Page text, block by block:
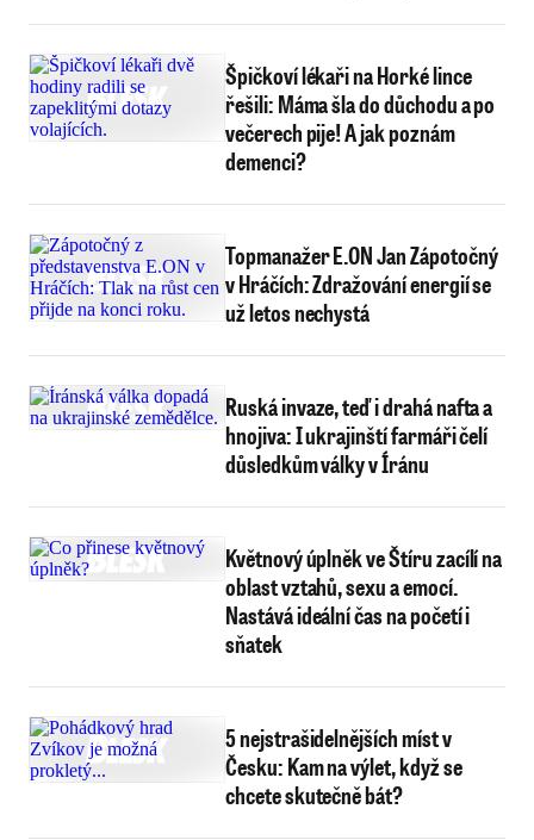
Špičkoví lékaři na Horké lince
řešili: Máma šla do důchodu a po
večerech pije! A jak poznám
demenci?
Topmanažer E.ON Jan Zápotočný
v Hráčích: Zdražování energií se
už letos nechystá
Ruská invaze, teď i drahá nafta a
hnojiva: I ukrajinští farmáři čelí
důsledkům války v Íránu
Květnový úplněk ve Štíru zacílí na
oblast vztahů, sexu a emocí.
Nastává ideální čas na početí i
sňatek
5 nejstrašidelnějších míst v
Česku: Kam na výlet, když se
chcete skutečně bát?